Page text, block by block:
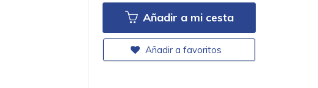
Añadir a mi cesta
Añadir a favoritos